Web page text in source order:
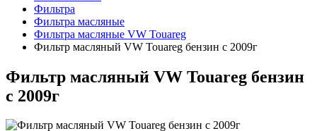
Фильтра
Фильтра масляные
Фильтра масляные VW Touareg
Фильтр масляный VW Touareg бензин с 2009г
Фильтр масляный VW Touareg бензин
с 2009г